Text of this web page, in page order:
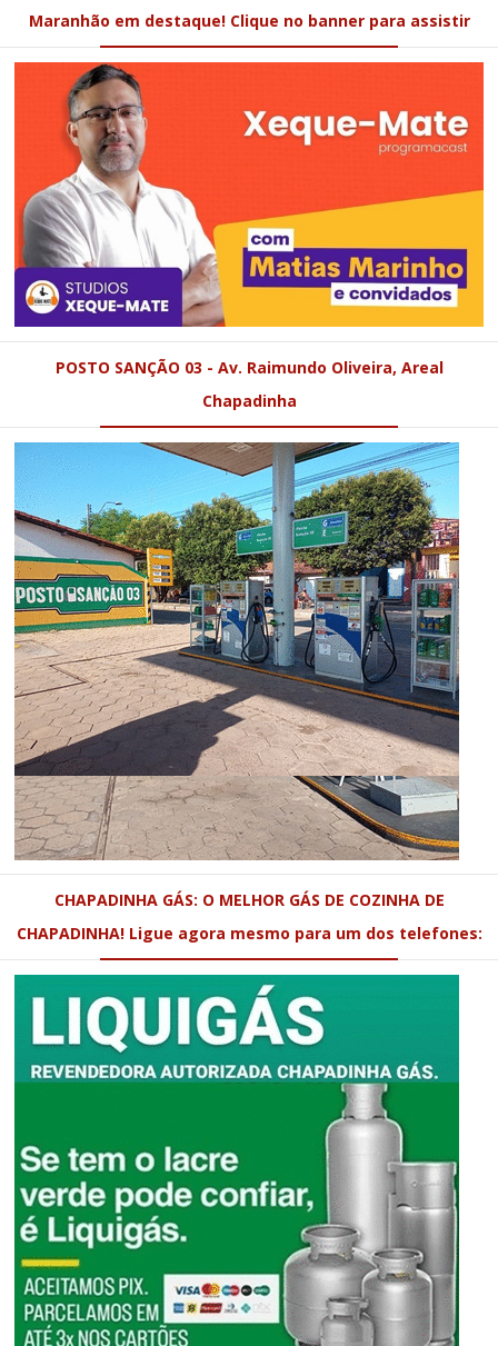
Maranhão em destaque! Clique no banner para assistir
POSTO SANÇÃO 03 - Av. Raimundo Oliveira, Areal
Chapadinha
CHAPADINHA GÁS: O MELHOR GÁS DE COZINHA DE
CHAPADINHA! Ligue agora mesmo para um dos telefones: